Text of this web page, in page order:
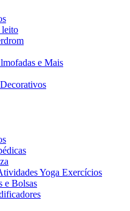
leito
e Mais
Yoga Exercícios
e Bolsas